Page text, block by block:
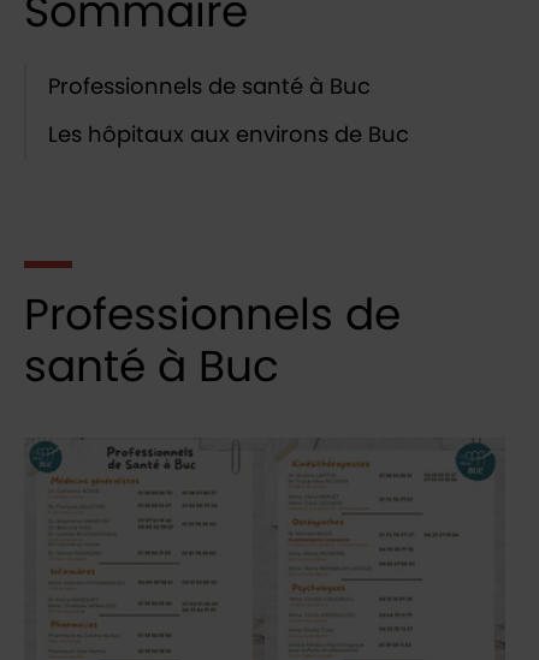
Sommaire
Professionnels de santé à Buc
Les hôpitaux aux environs de Buc
Professionnels de
santé à Buc